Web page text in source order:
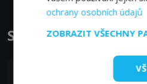
Skicák epizody
ochrany osobních údajů
ZOBRAZIT VŠECHNY